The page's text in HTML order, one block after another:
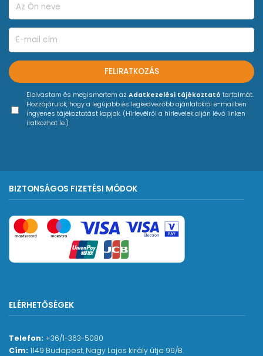
FELIRATKOZÁS
Elolvastam és megismertem az Adatkezelési tájékoztató tartalmát.
Hozzájárulok, hogy a legújabb és legkedvezőbb ajánlatokról e-mailben
ingyenes tájékoztatást kapjak. (Hírlevélről a hírlevelek alján lévő linken
iratkozhat le.)
BIZTONSÁGOS FIZETÉSI MÓDOK
ELÉRHETŐSÉGEK
Telefon: +36/1-363-5080
Cím: 1149 Budapest, Nagy Lajos király útja 99/B.